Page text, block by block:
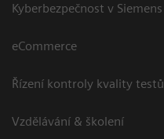
Kyberbezpečnost v
eCommerce
Řízení kontroly kvality testů
Vzdělávání & školení